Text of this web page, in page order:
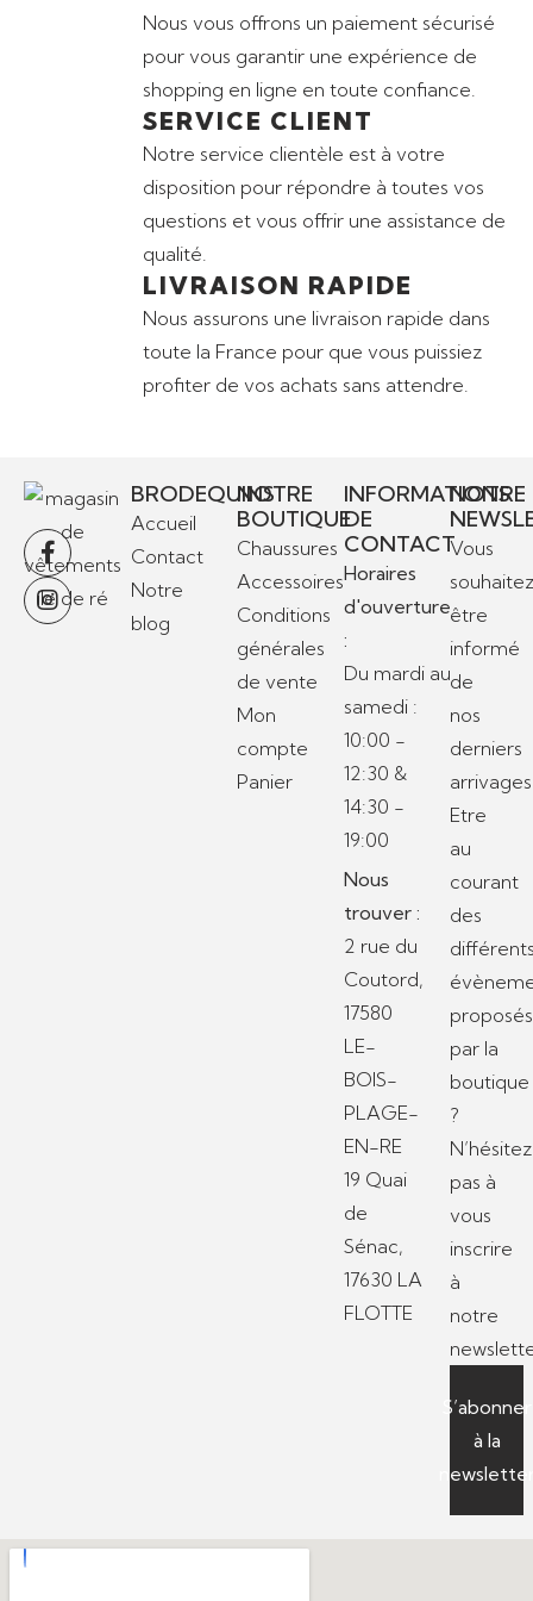
Nous vous offrons un paiement sécurisé
pour vous garantir une expérience de
shopping en ligne en toute confiance.
SERVICE CLIENT
Notre service clientèle est à votre
disposition pour répondre à toutes vos
questions et vous offrir une assistance de
qualité.
LIVRAISON RAPIDE
Nous assurons une livraison rapide dans
toute la France pour que vous puissiez
profiter de vos achats sans attendre.
BRODEQUINS
Accueil
Contact
Notre
blog
NOTRE
BOUTIQUE
Chaussures
Accessoires
Conditions
générales
de vente
Mon
compte
Panier
INFORMATIONS
DE
CONTACT
Horaires
d'ouverture
:
Du mardi au
samedi :
10:00 -
12:30 &
14:30 -
19:00
Nous
trouver :
2 rue du
Coutord,
17580
LE-
BOIS-
PLAGE-
EN-RE
19 Quai
de
Sénac,
17630 LA
FLOTTE
NOTRE
Vous
être
informé
de
nos
derniers
Etre
au
courant
des
proposés
par la
boutique
?
N’hésitez
pas à
vous
inscrire
à
notre
S’abonner
à la